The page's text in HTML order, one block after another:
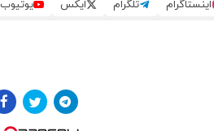
اینستاگرام تلگرام ایکس یوتیوب